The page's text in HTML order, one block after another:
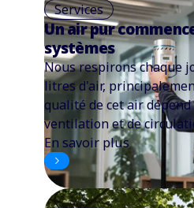
Services
Un air pur
systèmes
Nous respirons chaque
litres d'air,
qualité de cet air dépend
ventilation et de
En savoir plus